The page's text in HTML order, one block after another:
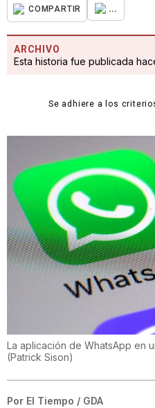
COMPARTIR ...
ARCHIVO
Esta historia fue publicada
Se adhiere a los
La aplicación de WhatsApp en
(Patrick Sison)
Por El Tiempo / GDA